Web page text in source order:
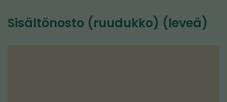
Sisältönosto (ruudukko) (leveä)